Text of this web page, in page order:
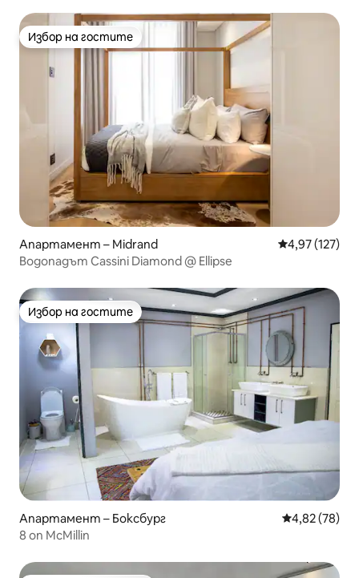
Избор на гостите
Избор на гостите
Апартамент – Midrand Средна
4,97 (127)
Водопадът Cassini Diamond @ Ellipse
Избор на гостите
Избор на гостите
Апартамент – Боксбург Средна
4,82 (78)
8 on McMillin